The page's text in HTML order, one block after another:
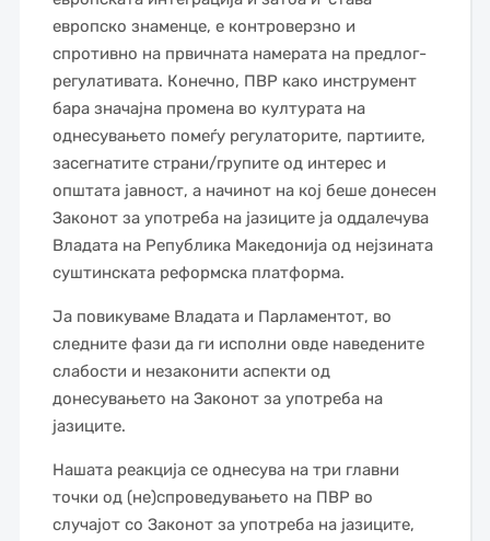
европско знаменце, е контроверзно и
спротивно на првичната намерата на предлог-
регулативата. Конечно, ПВР како инструмент
бара значајна промена во културата на
однесувањето помеѓу регулаторите, партиите,
засегнатите страни/групите од интерес и
општата јавност, а начинот на кој беше донесен
Законот за употреба на јазиците ја оддалечува
Владата на Република Македонија од нејзината
суштинската реформска платформа.
Ја повикуваме Владата и Парламентот, во
следните фази да ги исполни овде наведените
слабости и незаконити аспекти од
донесувањето на Законот за употреба на
јазиците.
Нашата реакција се однесува на три главни
точки од (не)спроведувањето на ПВР во
случајот со Законот за употреба на јазиците,